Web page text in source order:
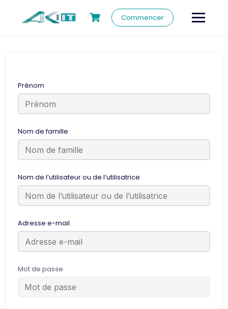
Commencer
Prénom
Nom de famille
Nom de l’utilisateur ou de l’utilisatrice
Adresse e-mail
Mot de passe